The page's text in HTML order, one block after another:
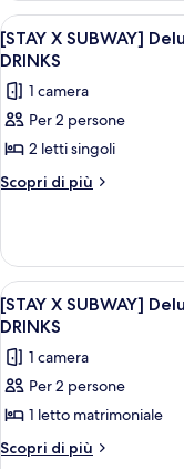
Room,
Ocean
View
+
CHIPS
&
SUBWAY]
Deluxe
Family
Ocean
View
CHIPS
&
DRINKS
Apri
tutte
le
foto
per
[STAY
X
Twin
Room,
City
View
+
CHIPS
&
6
[STAY X SUBWAY]
DRINKS
1 camera
Per 2 persone
2 letti singoli
Scopri di più
Altri
X
SUBWAY]
Deluxe
Twin
City
View
CHIPS
&
DRINKS
Apri
tutte
le
foto
per
[STAY
X
7
[STAY X SUBWAY]
DRINKS
1 camera
Per 2 persone
1 letto matrimoniale
Scopri di più
Altri